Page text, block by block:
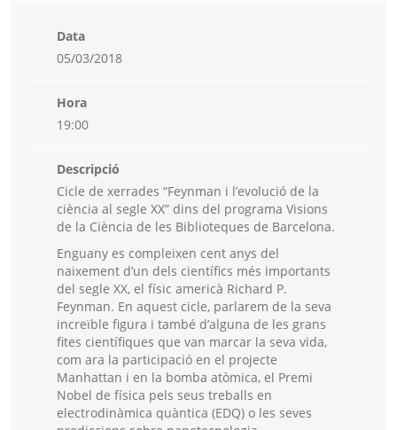
Data
05/03/2018
Hora
19:00
Descripció
Cicle de xerrades “Feynman i l’evolució de la
ciència al segle XX” dins del programa Visions
de la Ciència de les Biblioteques de Barcelona.
Enguany es compleixen cent anys del
naixement d’un dels científics més importants
del segle XX, el físic americà Richard P.
Feynman. En aquest cicle, parlarem de la seva
increïble figura i també d’alguna de les grans
fites científiques que van marcar la seva vida,
com ara la participació en el projecte
Manhattan i en la bomba atòmica, el Premi
Nobel de física pels seus treballs en
electrodinàmica quàntica (EDQ) o les seves